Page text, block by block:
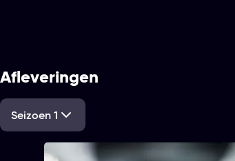
Afleveringen
Seizoen 1